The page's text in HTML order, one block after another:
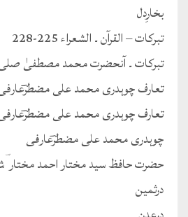
بخارِدل
تبرکات – القرآن ۔ الشعراء 225-228
تبرکات ۔ آنحضرت محمد مصطفیٰ
تعارف چوہدری محمد علی
تعارف چوہدری محمد علی
چوہدری محمد علی مضطرؔعارفی
حضرت حافظ سید مختار احمد
درثمین